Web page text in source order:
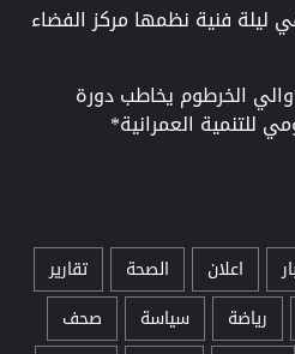
ليلة فنية نظمها مركز الفضاء
الخرطوم يخاطب دورة
اعلان الصحة
تقارير
رياضة سياسة
صحف